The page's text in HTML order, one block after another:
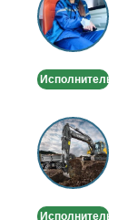
из
запоя.
Капельница,
Исполнитель
Аренда
спецтехники
в
Москве
Исполнитель